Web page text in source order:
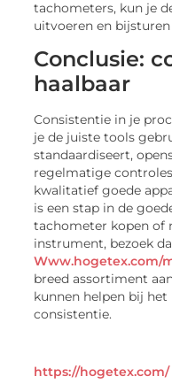
tachometers, kun je
uitvoeren en
Conclusie:
haalbaar
Consistentie in je
je de juiste tools
standaardiseert,
regelmatige
kwalitatief goede
is een stap in de
tachometer kopen of
instrument, bezoek
Www.hogetex.com/
breed assortiment
kunnen helpen bij het
consistentie.
https://hogetex.com/